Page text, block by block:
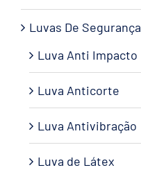
Luvas De Segurança
Luva Anti Impacto
Luva Anticorte
Luva Antivibração
Luva de Látex